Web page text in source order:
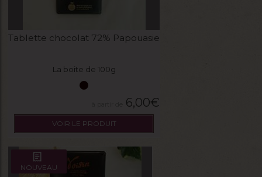
Tablette chocolat 72% Papouasie
La boite de 100g
6,00€
VOIR LE PRODUIT
NOUVEAU